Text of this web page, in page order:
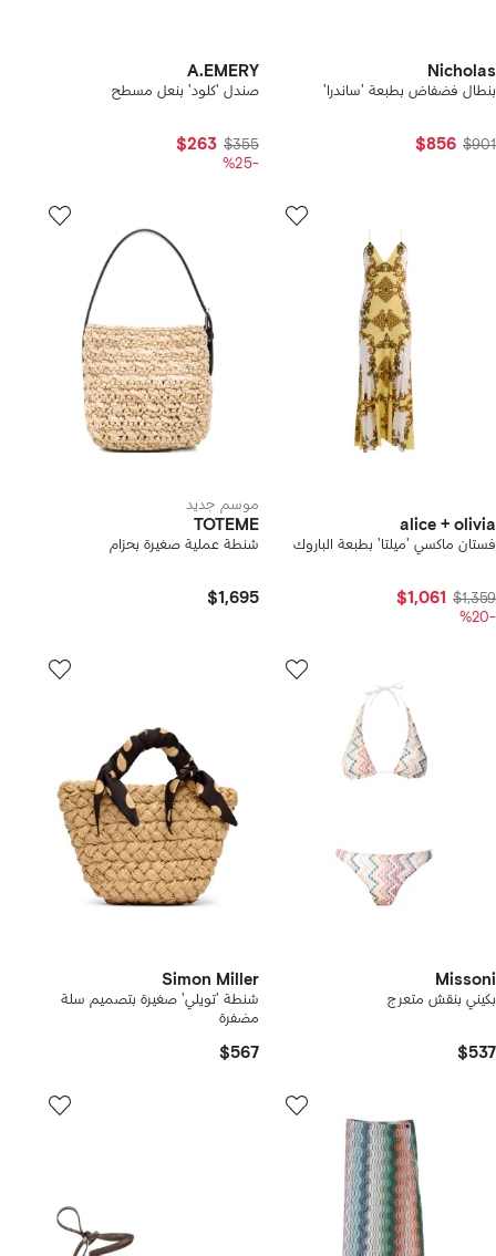
Nicholas
بنطال فضفاض بطبعة 'ساندرا'
$901
$856
A.EMERY
صندل 'كلود' بنعل مسطح
$355
$263
-%25
alice + olivia
فستان ماكسي 'ميلتا' بطبعة الباروك
$1,359
$1,061
-%20
موسم جديد
TOTEME
شنطة عملية صغيرة بحزام
$1,695
Missoni
بكيني بنقش متعرج
$537
Simon Miller
شنطة 'تويلي' صغيرة بتصميم سلة
مضفرة
$567